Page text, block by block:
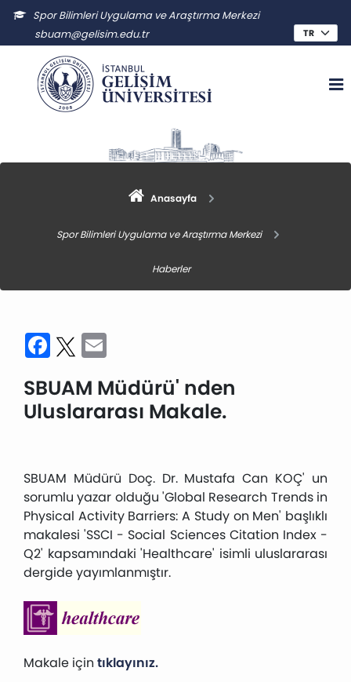
Spor Bilimleri Uygulama ve Araştırma Merkezi
sbuam@gelisim.edu.tr
Anasayfa
Spor Bilimleri Uygulama ve Araştırma Merkezi
Haberler
Facebook
Twitter
SBUAM Müdürü' nden
Uluslararası Makale.
SBUAM Müdürü Doç. Dr. Mustafa Can KOÇ' un
sorumlu yazar olduğu 'Global Research Trends in
Physical Activity Barriers: A Study on Men' başlıklı
makalesi 'SSCI - Social Sciences Citation Index -
Q2' kapsamındaki 'Healthcare' isimli uluslararası
dergide yayımlanmıştır.
Makale için tıklayınız.